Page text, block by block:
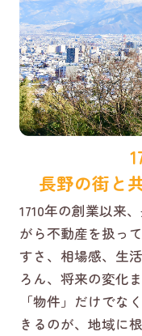
長野の街と
1710年の創業以来
がら不動産を扱っ
すさ、相場感、生
ろん、将来の変化
「物件」だけでな
きるのが、地域に